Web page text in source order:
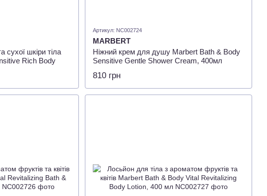
сухої шкіри тіла
Rich Body
Артикул: NC002724
MARBERT
Ніжний крем для душу Marbert Bath & Body
Sensitive Gentle Shower Cream, 400мл
810 грн